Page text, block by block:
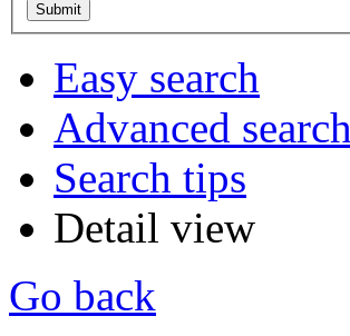
Easy search
Advanced search
Search tips
Detail view
Go back